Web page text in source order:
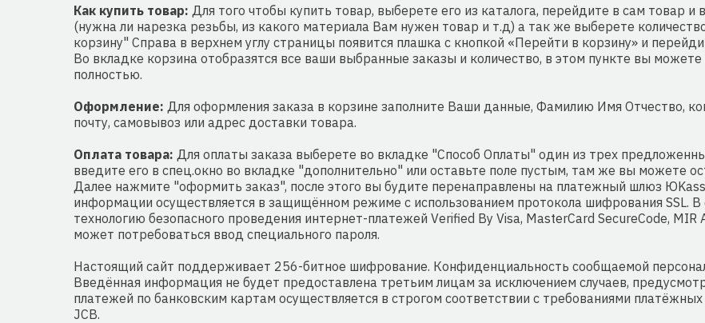
Как купить товар: Для того чтобы купить товар, выберете его из каталога, перейдите в сам товар
(нужна ли нарезка резьбы, из какого материала Вам нужен товар и т.д) а так же выберете
корзину" Справа в верхнем углу страницы появится плашка с кнопкой «Перейти в корзину» и
Во вкладке корзина отобразятся все ваши выбранные заказы и количество, в этом пункте вы
полностью.
Оформление: Для оформления заказа в корзине заполните Ваши данные, Фамилию Имя Отчество,
почту, самовывоз или адрес доставки товара.
Оплата товара: Для оплаты заказа выберете во вкладке "Способ Оплаты" один из трех
введите его в спец.окно во вкладке "дополнительно" или оставьте поле пустым, там же вы можете
Далее нажмите "оформить заказ", после этого вы будите перенаправлены на платежный шлюз
информации осуществляется в защищённом режиме с использованием протокола шифрования SSL.
технологию безопасного проведения интернет-платежей Verified By Visa, MasterCard SecureCode,
может потребоваться ввод специального пароля.
Настоящий сайт поддерживает 256-битное шифрование. Конфиденциальность сообщаемой
Введённая информация не будет предоставлена третьим лицам за исключением случаев,
платежей по банковским картам осуществляется в строгом соответствии с требованиями
JCB.